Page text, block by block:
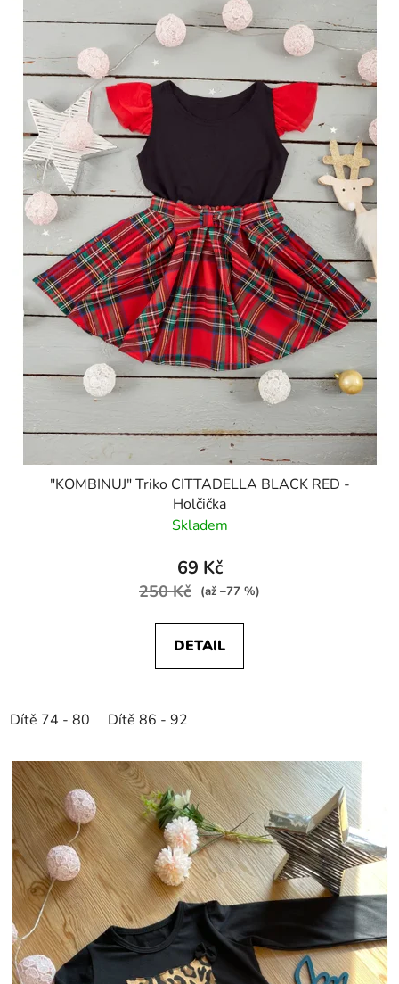
"KOMBINUJ" Triko CITTADELLA BLACK RED -
Holčička
Skladem
69 Kč
250 Kč (až –77 %)
DETAIL
Dítě 74 - 80 Dítě 86 - 92